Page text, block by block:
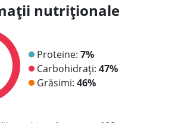
nutriționale
Proteine: 7%
Carbohidrați: 47%
Grăsimi: 46%